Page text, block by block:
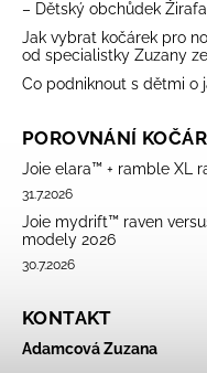
– Dětský obchůdek Žirafa
Jak vybrat kočárek pro
od specialistky Zuzany
Co podniknout s dětmi o
POROVNÁNÍ
Joie elara™ + ramble XL
31.7.2026
Joie mydrift™ raven
modely 2026
30.7.2026
KONTAKT
Adamcová Zuzana